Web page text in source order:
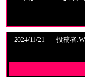
て、KARENさんの
てしまいました。
待ちに待った再会の
うな（あんなキツイ
奥二重のキリっとし
とても柔和で優しそ
2024/11/21 投稿者